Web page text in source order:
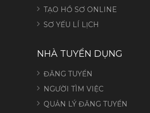
TẠO HỒ SƠ ONLINE
SƠ YẾU LÍ LỊCH
NHÀ TUYỂN DỤNG
ĐĂNG TUYỂN
NGƯỜI TÌM VIỆC
QUẢN LÝ ĐĂNG TUYỂN